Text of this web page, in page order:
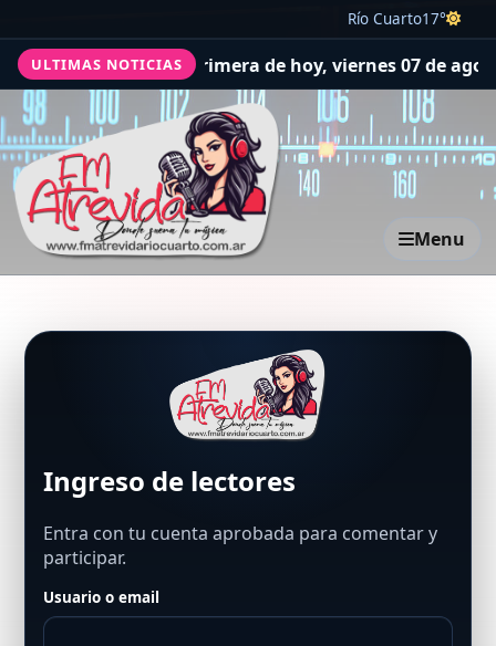
Río Cuarto17°
ULTIMAS NOTICIAS
del sorteo de la Primera de hoy, viernes 07 de
Menu
Ingreso de lectores
Entra con tu cuenta aprobada para comentar y
participar.
Usuario o email